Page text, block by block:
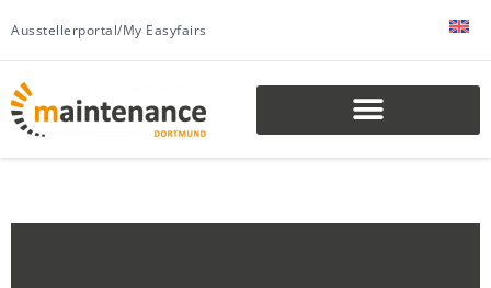
Ausstellerportal/My Easyfairs